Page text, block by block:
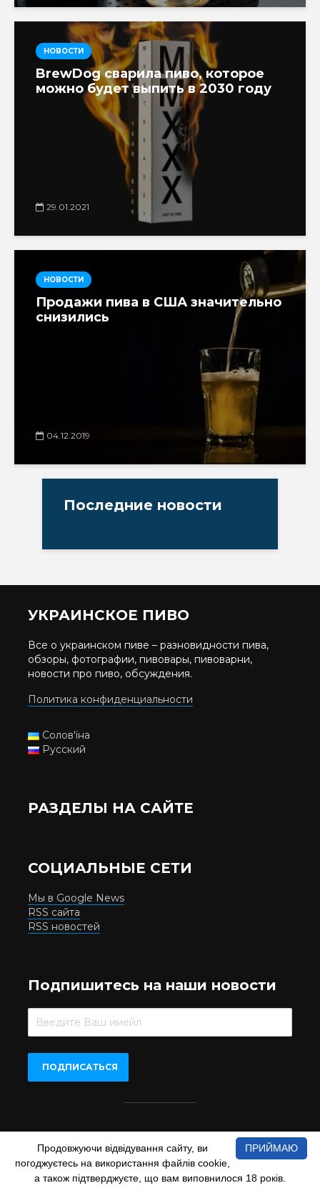
НОВОСТИ
BrewDog сварила пиво, которое
можно будет выпить в 2030 году
29.01.2021
НОВОСТИ
Продажи пива в США значительно
снизились
04.12.2019
Последние новости
УКРАИНСКОЕ ПИВО
Все о украинском пиве – разновидности пива,
обзоры, фотографии, пивовары, пивоварни,
новости про пиво, обсуждения.
Политика конфиденциальности
Солов'їна
Русский
РАЗДЕЛЫ НА САЙТЕ
СОЦИАЛЬНЫЕ СЕТИ
Мы в Google News
RSS сайта
RSS новостей
Подпишитесь на наши новости
Beer.UA © 2016-2022
При копіюванні матеріалів з сайту обов'язкове пряме
відкрите для пошукових систем гіперпосилання на сайт
www.beer.ua
ПРИЙМАЮ
Продовжуючи відвідування сайту, ви
погоджуєтесь на використання файлів cookie,
а також підтверджуєте, що вам виповнилося 18 років.